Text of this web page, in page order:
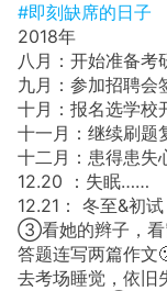
#即刻缺席的日子
2018年
八月：开始准备考
九月：参加招聘会
十月：报名选学校
十一月：继续刷题
十二月：患得患失
12.20 ：失眠……
12.21： 冬至&初
③看她的辫子，看
答题连写两篇作
去考场睡觉，依